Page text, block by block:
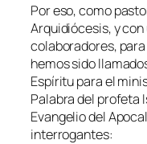
Por eso, como
Arquidiócesis, y
colaboradores,
hemos sido
Espíritu para el
Palabra del profeta
Evangelio del
interrogantes: